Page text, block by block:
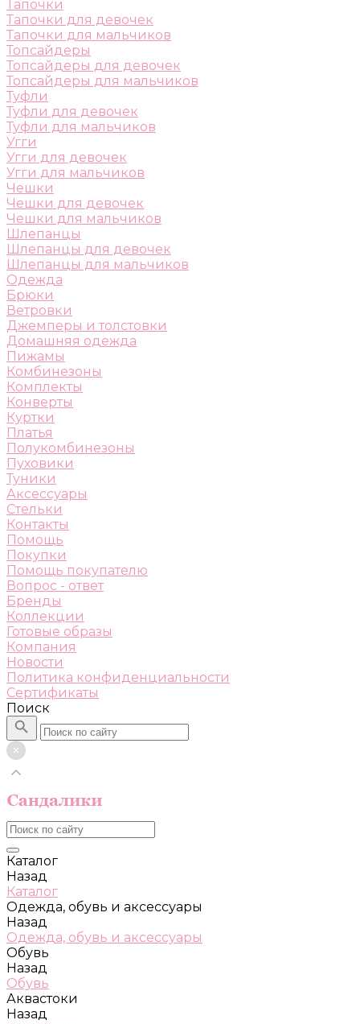
Тапочки
Тапочки для девочек
Тапочки для мальчиков
Топсайдеры
Топсайдеры для девочек
Топсайдеры для мальчиков
Туфли
Туфли для девочек
Туфли для мальчиков
Угги
Угги для девочек
Угги для мальчиков
Чешки
Чешки для девочек
Чешки для мальчиков
Шлепанцы
Шлепанцы для девочек
Шлепанцы для мальчиков
Одежда
Брюки
Ветровки
Джемперы и толстовки
Домашняя одежда
Пижамы
Комбинезоны
Комплекты
Конверты
Куртки
Платья
Полукомбинезоны
Пуховики
Туники
Аксессуары
Стельки
Контакты
Помощь
Покупки
Помощь покупателю
Вопрос - ответ
Бренды
Коллекции
Готовые образы
Компания
Новости
Политика конфиденциальности
Сертификаты
Поиск
Каталог
Назад
Каталог
Одежда, обувь и аксессуары
Назад
Одежда, обувь и аксессуары
Обувь
Назад
Обувь
Аквастоки
Назад